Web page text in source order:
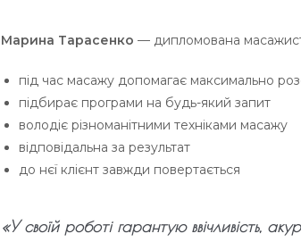
Марина Тарасенко — дипломована
під час масажу допомагає максимально
підбирає програми на будь-який запит
володіє різноманітними техніками масажу
відповідальна за результат
до нєї клієнт завжди повертається
«У своїй роботі гарантую ввічливість,